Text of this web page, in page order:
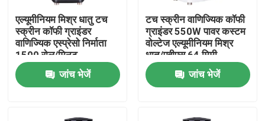
एल्यूमीनियम मिश्र धातु टच
स्क्रीन कॉफी ग्राइंडर
वाणिज्यिक एस्प्रेसो निर्माता
1500 रोल/मिनट
जांच भेजें
टच स्क्रीन वाणिज्यिक कॉफी
ग्राइंडर 550W पावर कस्टम
वोल्टेज एल्यूमीनियम मिश्र
धातु/एबीएस 64 मिमी
ग्राइंडिंग डिस्क
जांच भेजें